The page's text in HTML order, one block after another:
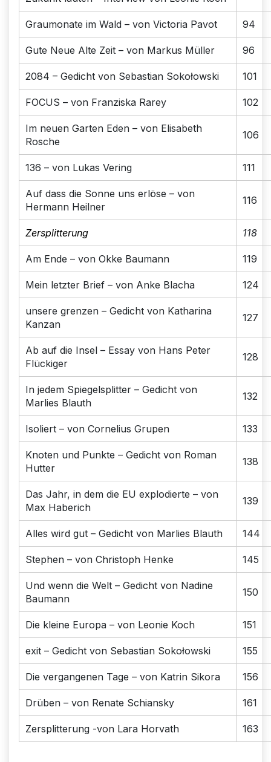
Graumonate im Wald – von Victoria Pavot 94
Gute Neue Alte Zeit – von Markus Müller 96
2084 – Gedicht von Sebastian Sokołowski 101
FOCUS – von Franziska Rarey 102
Im neuen Garten Eden – von Elisabeth
Rosche
106
136 – von Lukas Vering 111
Auf dass die Sonne uns erlöse – von
Hermann Heilner
116
Zersplitterung 118
Am Ende – von Okke Baumann 119
Mein letzter Brief – von Anke Blacha 124
unsere grenzen – Gedicht von Katharina
Kanzan
127
Ab auf die Insel – Essay von Hans Peter
Flückiger
128
In jedem Spiegelsplitter – Gedicht von
Marlies Blauth
132
Isoliert – von Cornelius Grupen 133
Knoten und Punkte – Gedicht von Roman
Hutter
138
Das Jahr, in dem die EU explodierte – von
Max Haberich
139
Alles wird gut – Gedicht von Marlies Blauth 144
Stephen – von Christoph Henke 145
Und wenn die Welt – Gedicht von Nadine
Baumann
150
Die kleine Europa – von Leonie Koch 151
exit – Gedicht von Sebastian Sokołowski 155
Die vergangenen Tage – von Katrin Sikora 156
Drüben – von Renate Schiansky 161
Zersplitterung -von Lara Horvath 163